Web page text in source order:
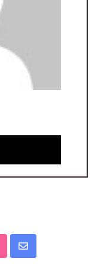
Share